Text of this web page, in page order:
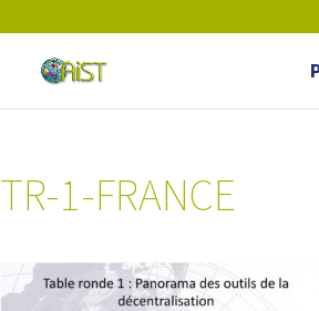
TR-1-FRANCE